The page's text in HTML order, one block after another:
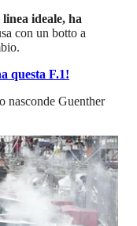
ideale, ha
con un botto a
questa F.1!
nasconde Guenther